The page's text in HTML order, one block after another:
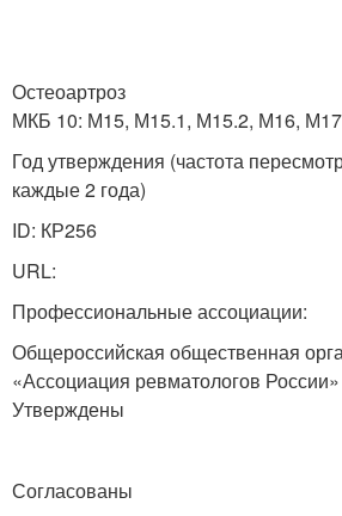
Остеоартроз
МКБ 10: М15, М15.1, М15.2, М16,
Год утверждения (частота
каждые 2 года)
ID: КР256
URL:
Профессиональные ассоциации:
Общероссийская общественная
«Ассоциация ревматологов России»
Утверждены
Согласованы